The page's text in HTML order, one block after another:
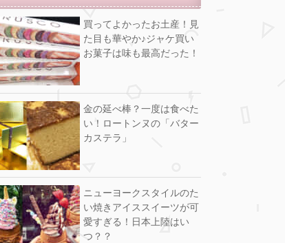
買ってよかったお土産！見
た目も華やか♪ジャケ買い
お菓子は味も最高だった！
金の延べ棒？一度は食べた
い！ロートンヌの「バター
カステラ」
ニューヨークスタイルのた
い焼きアイススイーツが可
愛すぎる！日本上陸はい
つ？？